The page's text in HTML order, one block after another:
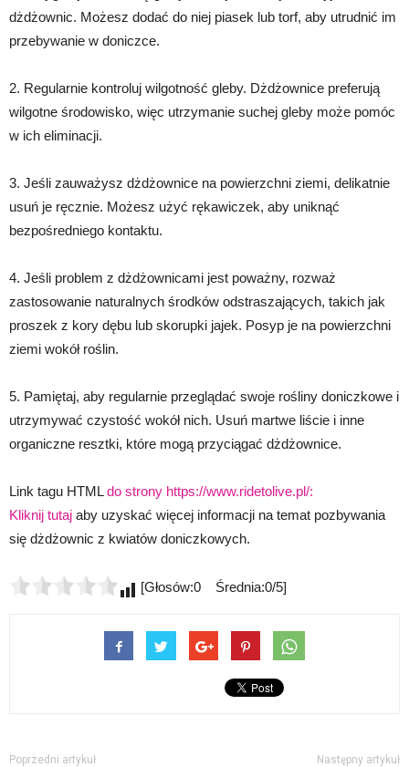
dżdżownic. Możesz dodać do niej piasek lub torf, aby utrudnić im
przebywanie w doniczce.
2. Regularnie kontroluj wilgotność gleby. Dżdżownice preferują
wilgotne środowisko, więc utrzymanie suchej gleby może pomóc
w ich eliminacji.
3. Jeśli zauważysz dżdżownice na powierzchni ziemi, delikatnie
usuń je ręcznie. Możesz użyć rękawiczek, aby uniknąć
bezpośredniego kontaktu.
4. Jeśli problem z dżdżownicami jest poważny, rozważ
zastosowanie naturalnych środków odstraszających, takich jak
proszek z kory dębu lub skorupki jajek. Posyp je na powierzchni
ziemi wokół roślin.
5. Pamiętaj, aby regularnie przeglądać swoje rośliny doniczkowe i
utrzymywać czystość wokół nich. Usuń martwe liście i inne
organiczne resztki, które mogą przyciągać dżdżownice.
Link tagu HTMLdo strony https://www.ridetolive.pl/:
Kliknij tutaj aby uzyskać więcej informacji na temat pozbywania
się dżdżownic z kwiatów doniczkowych.
[Głosów:0 Średnia:0/5]
Poprzedni artykuł Następny artykuł